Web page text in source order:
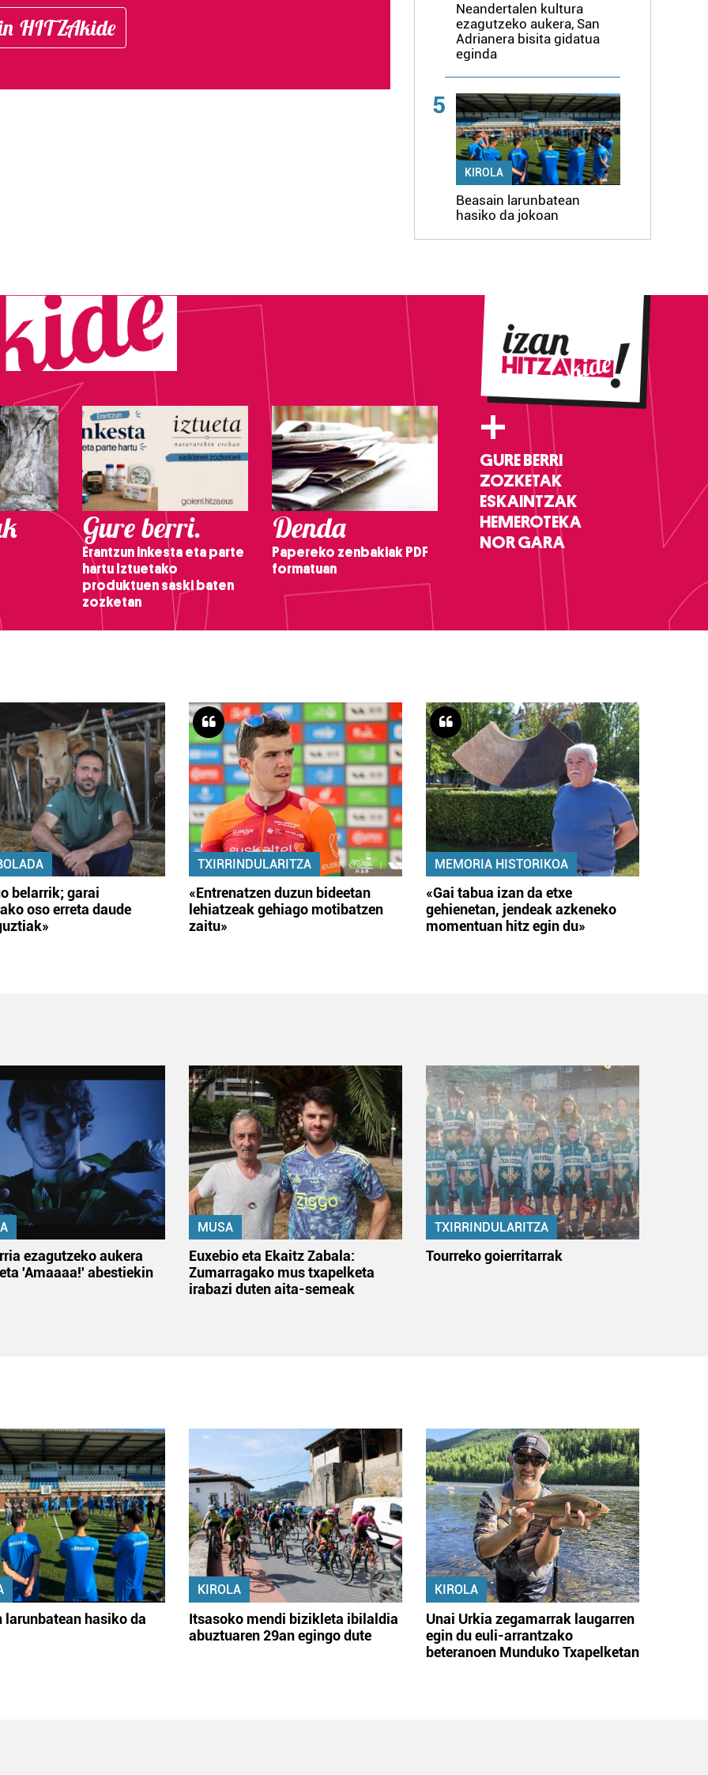
HITZAkide
Neandertalen kultura
ezagutzeko aukera, San
Adrianera bisita gidatua
eginda
5
KIROLA
Beasain larunbatean
hasiko da jokoan
Gure berri.
Erantzun inkesta eta parte
hartu Iztuetako
produktuen saski baten
zozketan
Denda
Papereko zenbakiak PDF
formatuan
+
GURE BERRI
ZOZKETAK
ESKAINTZAK
HEMEROTEKA
NOR GARA
belarrik; garai
oso erreta daude
TXIRRINDULARITZA
«Entrenatzen duzun bideetan
lehiatzeak gehiago motibatzen
zaitu»
MEMORIA HISTORIKOA
«Gai tabua izan da etxe
gehienetan, jendeak azkeneko
momentuan hitz egin du»
ezagutzeko aukera
'Amaaaa!' abestiekin
MUSA
Euxebio eta Ekaitz Zabala:
Zumarragako mus txapelketa
irabazi duten aita-semeak
TXIRRINDULARITZA
Tourreko goierritarrak
larunbatean hasiko da
KIROLA
Itsasoko mendi bizikleta ibilaldia
abuztuaren 29an egingo dute
KIROLA
Unai Urkia zegamarrak laugarren
egin du euli-arrantzako
beteranoen Munduko Txapelketan